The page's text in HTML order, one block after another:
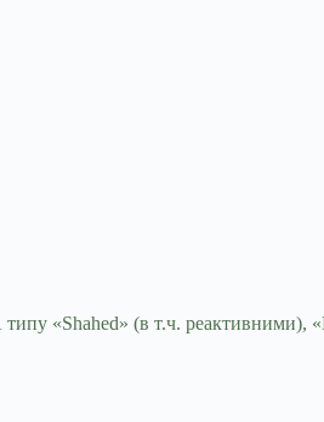
«Shahed» (в т.ч. реактивними),